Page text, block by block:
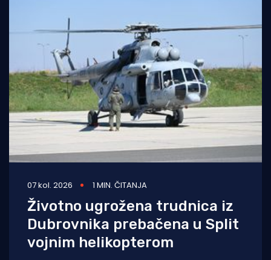
07 kol. 2026 1 MIN. ČITANJA
Životno ugrožena trudnica iz
Dubrovnika prebačena u Split
vojnim helikopterom